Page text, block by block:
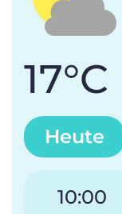
17°C
Heute
10:00